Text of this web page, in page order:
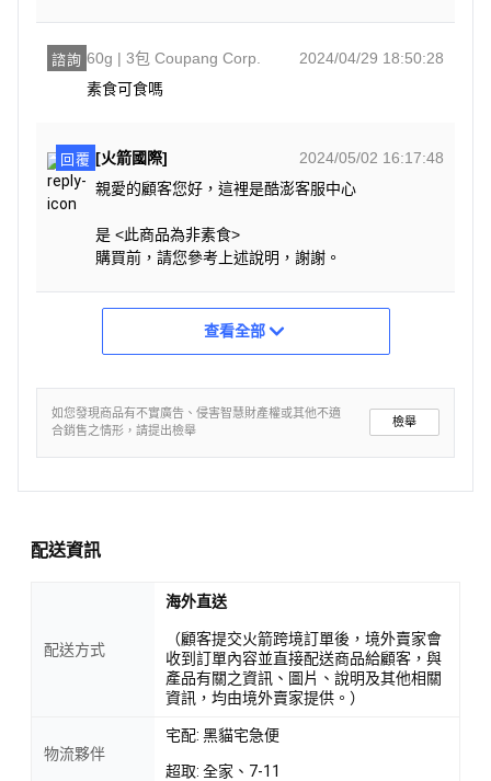
諮詢 60g | 3包 Coupang Corp.
2024/04/29 18:50:28
素食可食嗎
回覆 [火箭國際]
2024/05/02 16:17:48
親愛的顧客您好，這裡是酷澎客服中心
是 <此商品為非素食>
購買前，請您參考上述說明，謝謝。
查看全部
如您發現商品有不實廣告、侵害智慧財產權或其他不適
合銷售之情形，請提出檢舉
檢舉
配送資訊
配送方式
海外直送
（顧客提交火箭跨境訂單後，境外賣家會
收到訂單內容並直接配送商品給顧客，與
產品有關之資訊、圖片、說明及其他相關
資訊，均由境外賣家提供。）
物流夥伴
宅配: 黑貓宅急便
超取: 全家、7-11